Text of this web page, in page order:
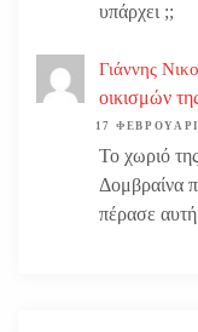
υπάρχει ;;
Γιάννης
οικισμών
17
Το χωριό
Δομβραίνα
πέρασε